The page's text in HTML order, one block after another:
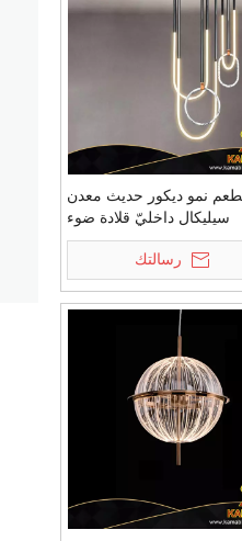
نمو ديكور حديث معدن
سيليكال ​​داخليّ قلادة ضوء
(KD91276)
رسالتك